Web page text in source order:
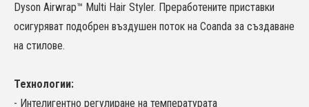
Dyson Airwrap™ Multi Hair Styler. Преработените приставки
осигуряват подобрен въздушен поток на Coanda за създаване
на стилове.
Технологии:
- Интелигентно регулиране на температурата